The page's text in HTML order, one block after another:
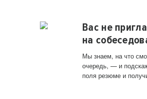
Вас не
на
Мы знаем, на что
очередь, — и
поля резюме и